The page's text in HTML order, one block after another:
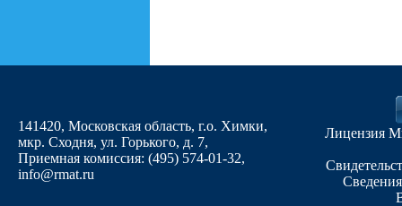
141420, Московская область, г.о. Химки,
мкр. Сходня, ул. Горького, д. 7,
Приемная комиссия: (495) 574-01-32,
info@rmat.ru
Лицензия